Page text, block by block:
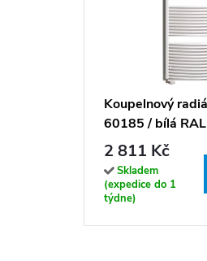
Koupelnový
60185 / bílá
(185x60 cm)
2 811 Kč
Skladem
(expedice do 1
týdne)